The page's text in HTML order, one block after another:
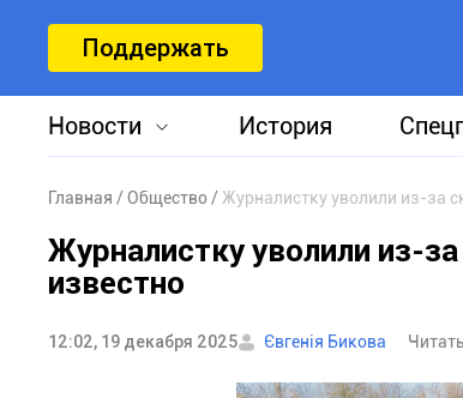
Поддержать
Новости История
Главная Общество Журналистку уволили из-за
Журналистку уволили из-
известно
12:02, 19 декабря 2025 Євгенія Бикова Читать